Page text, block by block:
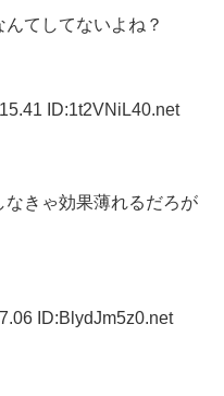
てしてないよね？
ID:1t2VNiL40.net
きゃ効果薄れるだろが
ID:BlydJm5z0.net